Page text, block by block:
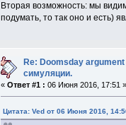
Вторая возможность: мы
подумать, то так оно и есть)
Re: Doomsday
симуляции.
« Ответ #1 : 06 Июня 2016, 17:51 »
Цитата: Ved от 06 Июня 2016,